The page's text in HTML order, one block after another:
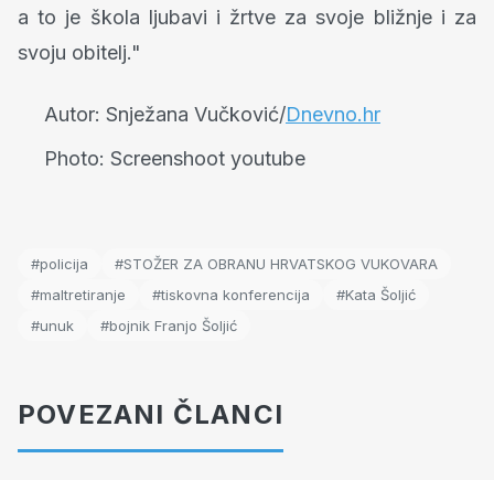
a to je škola ljubavi i žrtve za svoje bližnje i za
svoju obitelj."
Autor: Snježana Vučković/Dnevno.hr
Photo: Screenshoot youtube
#policija
#STOŽER ZA OBRANU HRVATSKOG VUKOVARA
#maltretiranje
#tiskovna konferencija
#Kata Šoljić
#unuk
#bojnik Franjo Šoljić
POVEZANI ČLANCI